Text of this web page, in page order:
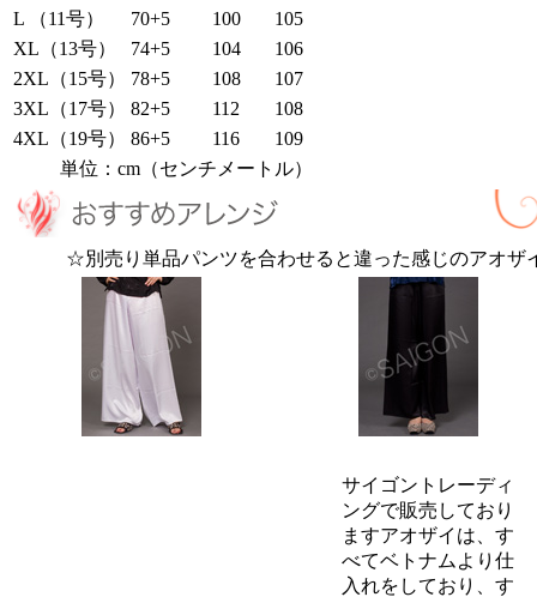
L （11号）
70+5 100
105
XL（13号）
74+5 104
106
2XL（15号）
78+5 108
107
3XL（17号）
82+5 112
108
4XL（19号）
86+5 116
109
単位：cm（センチメートル）
☆別売り単品パンツを合わせると違った感じのアオザ
サイゴントレーディ
ングで販売しており
ますアオザイは、す
べてベトナムより仕
入れをしており、す